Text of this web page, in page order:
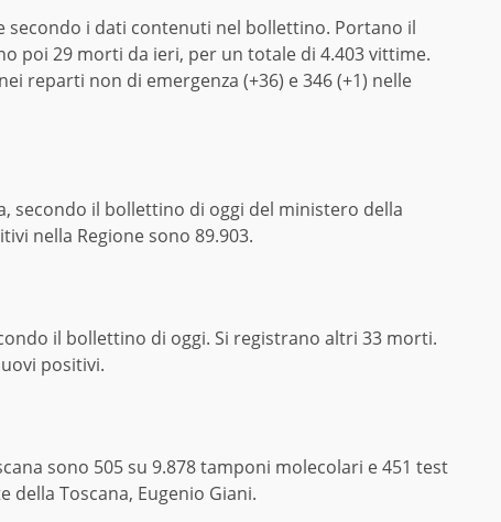
secondo i dati contenuti nel bollettino. Portano il
poi 29 morti da ieri, per un totale di 4.403 vittime.
reparti non di emergenza (+36) e 346 (+1) nelle
secondo il bollettino di oggi del ministero della
nella Regione sono 89.903.
il bollettino di oggi. Si registrano altri 33 morti.
positivi.
sono 505 su 9.878 tamponi molecolari e 451 test
della Toscana, Eugenio Giani.